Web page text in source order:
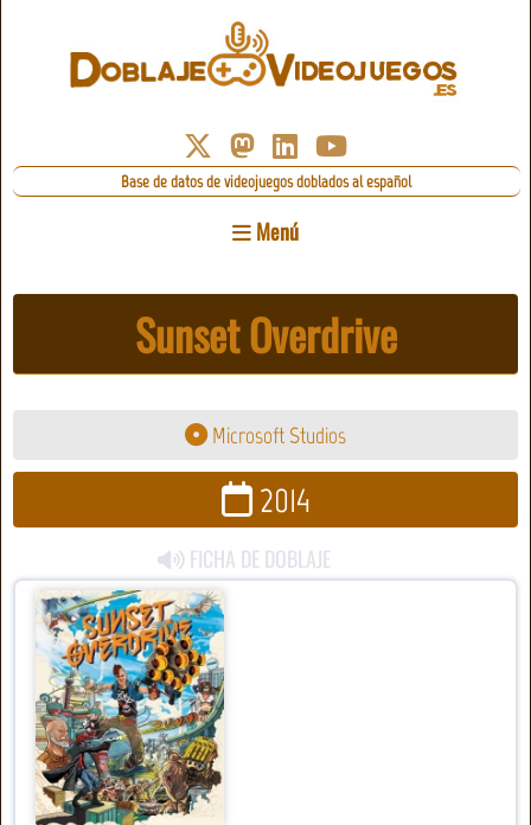
Base de datos de videojuegos doblados al español
Menú
Sunset Overdrive
Microsoft Studios
2014
FICHA DE DOBLAJE